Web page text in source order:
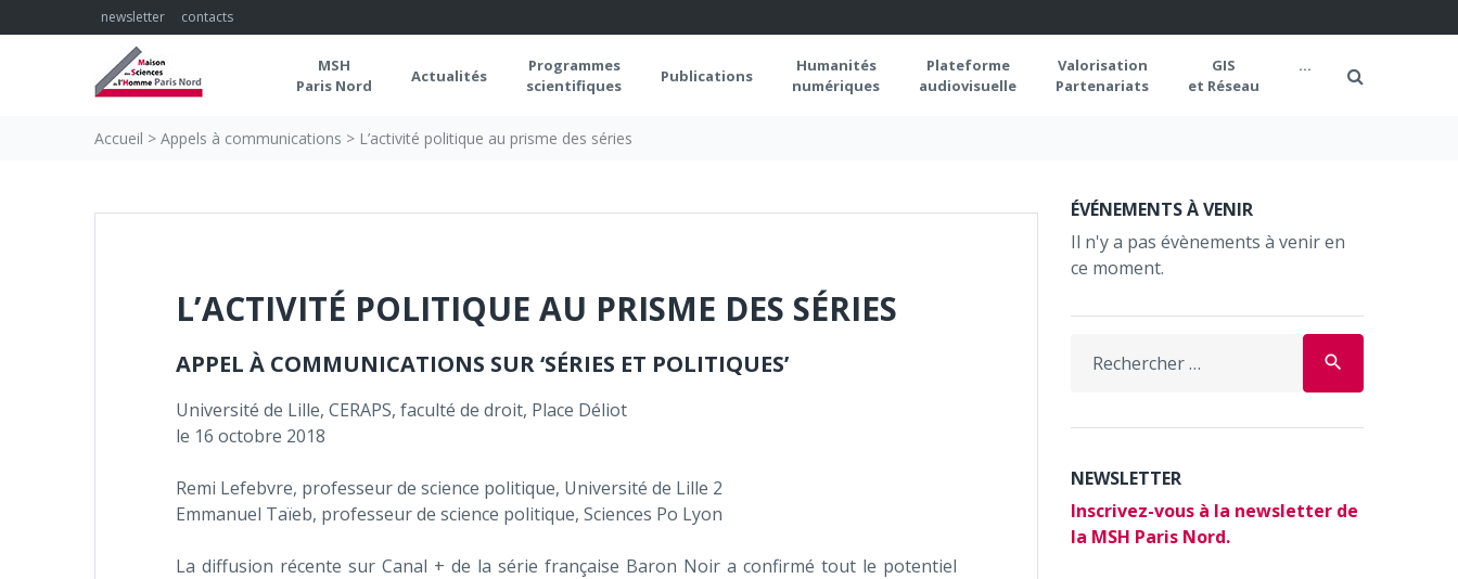
to
newsletter contacts
MSH
Paris Nord
Actualités
Programmes
scientifiques
Publications
Humanités
numériques
Plateforme
audiovisuelle
Valorisation
Partenariats
GIS
et Réseau
...
Accueil > Appels à communications > L’activité politique au prisme des séries
L’ACTIVITÉ POLITIQUE AU PRISME DES SÉRIES
APPEL À COMMUNICATIONS SUR ‘SÉRIES ET POLITIQUES’
Université de Lille, CERAPS, faculté de droit, Place Déliot
le 16 octobre 2018
Remi Lefebvre, professeur de science politique, Université de Lille 2
Emmanuel Taïeb, professeur de science politique, Sciences Po Lyon
La diffusion récente sur Canal + de la série française Baron Noir a confirmé tout le potentiel
ÉVÉNEMENTS À VENIR
Il n'y a pas évènements à venir en
ce moment.
for:
search
NEWSLETTER
Inscrivez-vous à la newsletter de
la MSH Paris Nord.